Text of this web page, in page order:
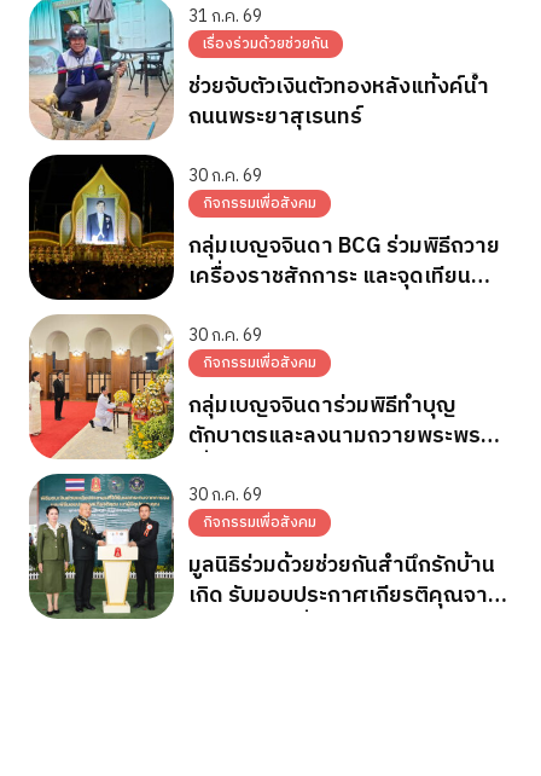
31 ก.ค. 69
เรื่องร่วมด้วยช่วยกัน
ช่วยจับตัวเงินตัวทองหลังแท้งค์น้ำ
ถนนพระยาสุเรนทร์
30 ก.ค. 69
กิจกรรมเพื่อสังคม
กลุ่มเบญจจินดา BCG ร่วมพิธีถวาย
เครื่องราชสักการะ และจุดเทียน
พระชนมพรรษา 28 ก.ค.2569
30 ก.ค. 69
กิจกรรมเพื่อสังคม
กลุ่มเบญจจินดาร่วมพิธีทำบุญ
ตักบาตรและลงนามถวายพระพร
พระบาทสมเด็จพระเจ้าอยู่หัว
30 ก.ค. 69
กิจกรรมเพื่อสังคม
มูลนิธิร่วมด้วยช่วยกันสำนึกรักบ้าน
เกิด รับมอบประกาศเกียรติคุณจาก